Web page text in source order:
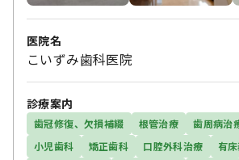
医院名
こいずみ歯科医院
診療案内
歯冠修復、欠損補綴 根管治療 歯周病治
小児歯科
矯正歯科 口腔外科治療
有